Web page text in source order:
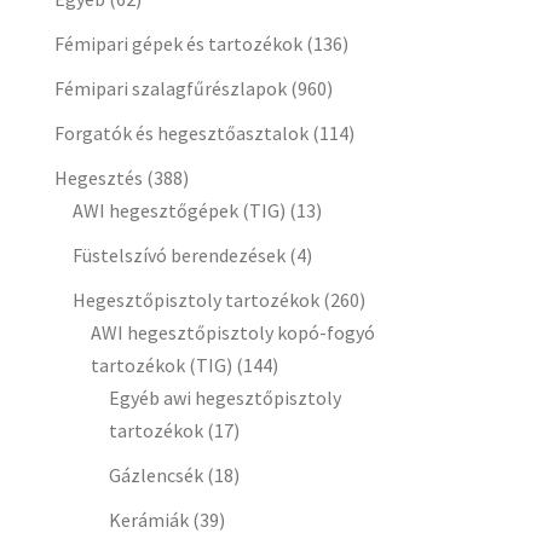
Fémipari gépek és tartozékok (136)
Fémipari szalagfűrészlapok (960)
Forgatók és hegesztőasztalok (114)
Hegesztés (388)
AWI hegesztőgépek (TIG) (13)
Füstelszívó berendezések (4)
Hegesztőpisztoly tartozékok (260)
AWI hegesztőpisztoly kopó-fogyó
tartozékok (TIG) (144)
Egyéb awi hegesztőpisztoly
tartozékok (17)
Gázlencsék (18)
Kerámiák (39)